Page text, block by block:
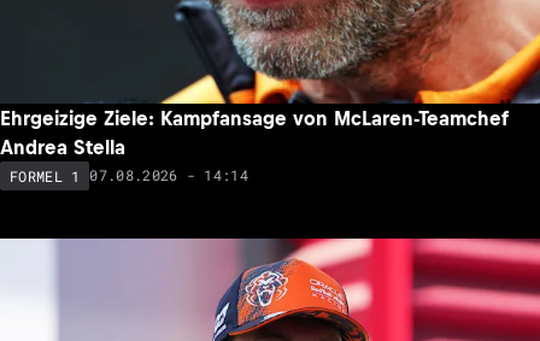
Ehrgeizige Ziele: Kampfansage von McLaren-Teamchef
Andrea Stella
FORMEL 1 07.08.2026 - 14:14